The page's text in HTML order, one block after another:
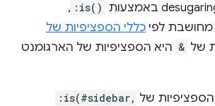
:is()
,
מחושבת לפי כללי הספציפיות של
של & היא הספציפיות של הארגומנט
של :is(#sidebar,